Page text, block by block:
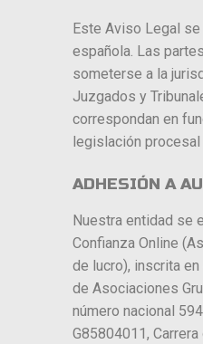
Este Aviso Legal
española. Las
someterse a la
Juzgados y
correspondan en
legislación procesal
ADHESIÓN A
Nuestra entidad se
Confianza Online
de lucro), inscrita
de Asociaciones
número nacional
G85804011,